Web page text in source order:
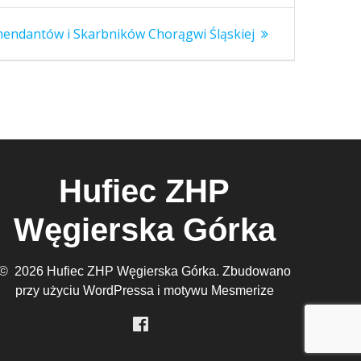
i Skarbników Chorągwi Śląskiej
Hufiec ZHP
Węgierska Górka
2026 Hufiec ZHP Węgierska Górka. Zbudowano
przy użyciu WordPressa i motywu Mesmerize